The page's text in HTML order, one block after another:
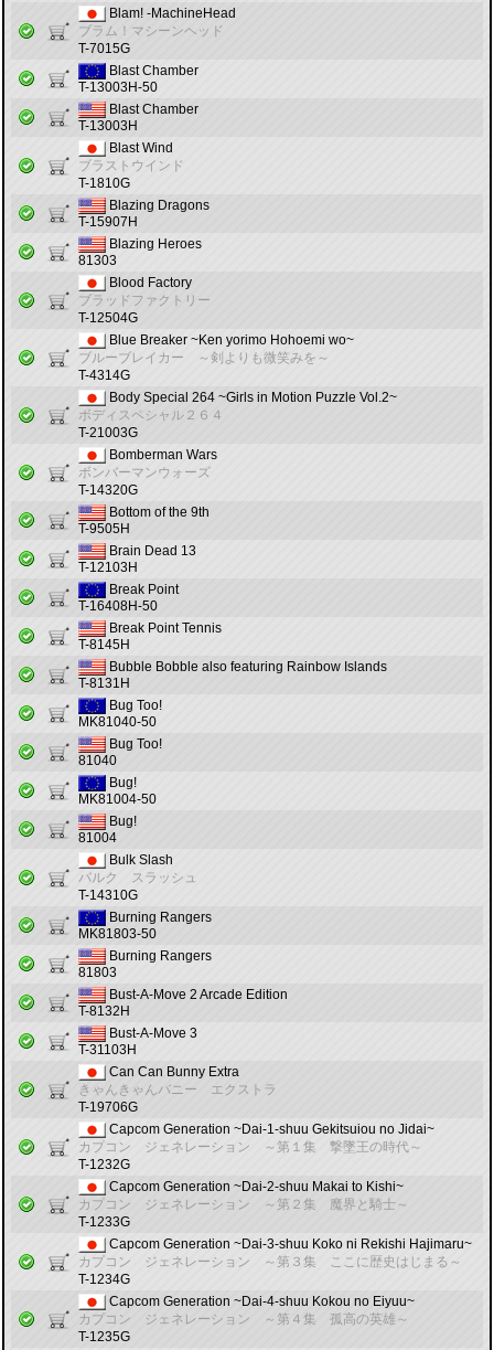
Blam! -MachineHead
ブラム！マシーンヘッド
T-7015G
Blast Chamber
T-13003H-50
Blast Chamber
T-13003H
Blast Wind
ブラストウインド
T-1810G
Blazing Dragons
T-15907H
Blazing Heroes
81303
Blood Factory
ブラッドファクトリー
T-12504G
Blue Breaker ~Ken yorimo Hohoemi wo~
ブルーブレイカー ～剣よりも微笑みを～
T-4314G
Body Special 264 ~Girls in Motion Puzzle Vol.2~
ボディスペシャル２６４
T-21003G
Bomberman Wars
ボンバーマンウォーズ
T-14320G
Bottom of the 9th
T-9505H
Brain Dead 13
T-12103H
Break Point
T-16408H-50
Break Point Tennis
T-8145H
Bubble Bobble also featuring Rainbow Islands
T-8131H
Bug Too!
MK81040-50
Bug Too!
81040
Bug!
MK81004-50
Bug!
81004
Bulk Slash
バルク スラッシュ
T-14310G
Burning Rangers
MK81803-50
Burning Rangers
81803
Bust-A-Move 2 Arcade Edition
T-8132H
Bust-A-Move 3
T-31103H
Can Can Bunny Extra
きゃんきゃんバニー エクストラ
T-19706G
Capcom Generation ~Dai-1-shuu Gekitsuiou no Jidai~
カプコン ジェネレーション ～第１集 撃墜王の時代～
T-1232G
Capcom Generation ~Dai-2-shuu Makai to Kishi~
カプコン ジェネレーション ～第２集 魔界と騎士～
T-1233G
Capcom Generation ~Dai-3-shuu Koko ni Rekishi Hajimaru~
カプコン ジェネレーション ～第３集 ここに歴史はじまる～
T-1234G
Capcom Generation ~Dai-4-shuu Kokou no Eiyuu~
カプコン ジェネレーション ～第４集 孤高の英雄～
T-1235G